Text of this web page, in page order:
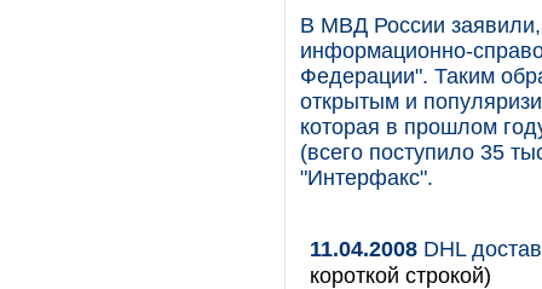
В МВД России
информационно-
Федерации". Таким
открытым и
которая в прошлом
(всего поступило 35
"Интерфакс".
11.04.2008 DHL
короткой строкой)